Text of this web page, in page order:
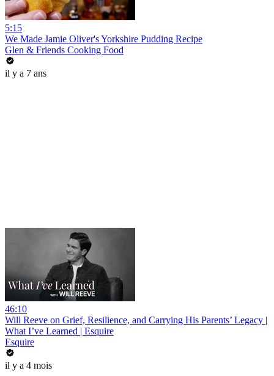
5:15
We Made Jamie Oliver's Yorkshire Pudding Recipe
Glen & Friends Cooking Food
il y a 7 ans
46:10
Will Reeve on Grief, Resilience, and Carrying His Parents’ Legacy |
What I’ve Learned | Esquire
Esquire
il y a 4 mois